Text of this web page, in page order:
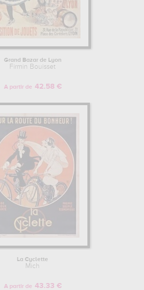
Grand Bazar de Lyon
Firmin Bouisset
A partir de 42.58 €
La Cyclette
Mich
A partir de 43.33 €